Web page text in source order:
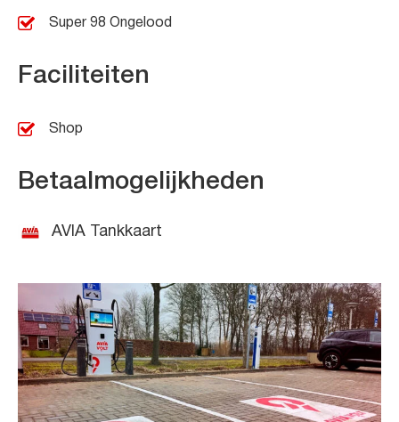
Super 98 Ongelood
Faciliteiten
Shop
Betaalmogelijkheden
AVIA Tankkaart